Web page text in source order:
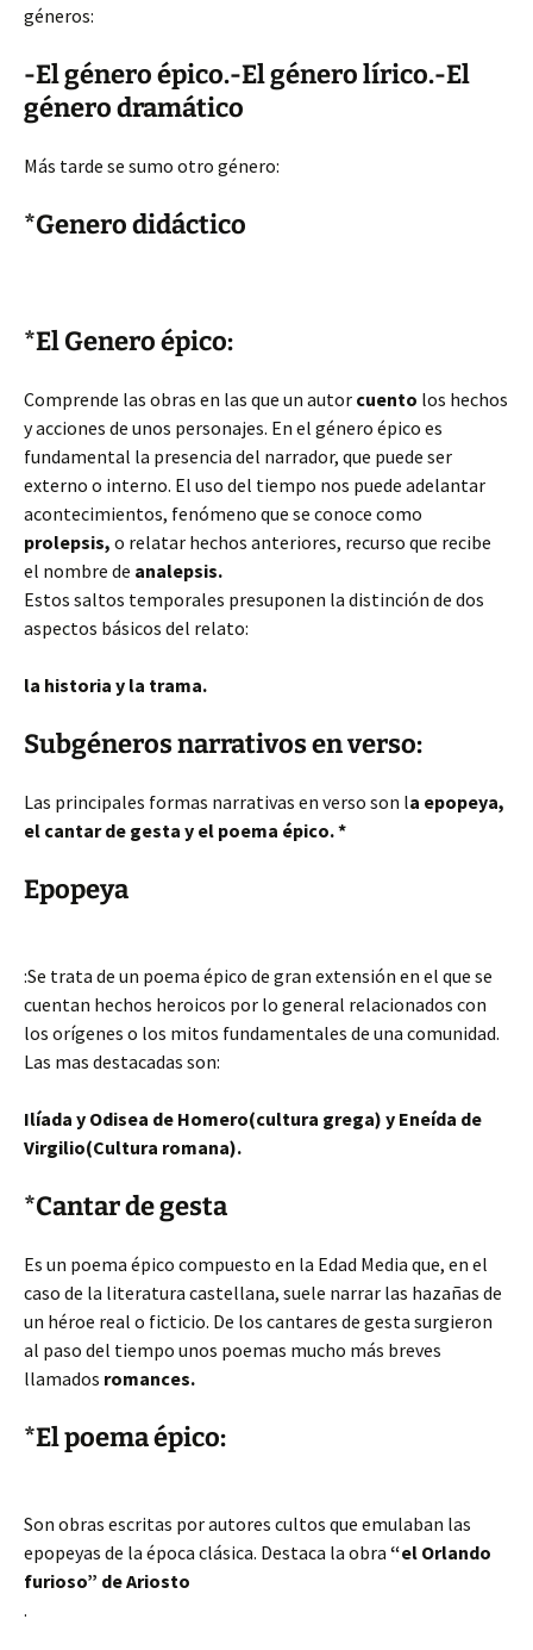
géneros:
-El género épico.-El género lírico.-El
género dramático
Más tarde se sumo otro género:
*Genero didáctico
*El Genero épico:
Comprende las obras en las que un autor cuento los hechos
y acciones de unos personajes. En el género épico es
fundamental la presencia del narrador, que puede ser
externo o interno. El uso del tiempo nos puede adelantar
acontecimientos, fenómeno que se conoce como
prolepsis, o relatar hechos anteriores, recurso que recibe
el nombre de analepsis.
Estos saltos temporales presuponen la distinción de dos
aspectos básicos del relato:
la historia y la trama.
Subgéneros narrativos en verso:
Las principales formas narrativas en verso son la epopeya,
el cantar de gesta y el poema épico. *
Epopeya
:Se trata de un poema épico de gran extensión en el que se
cuentan hechos heroicos por lo general relacionados con
los orígenes o los mitos fundamentales de una comunidad.
Las mas destacadas son:
Ilíada y Odisea de Homero(cultura grega) y Eneída de
Virgilio(Cultura romana).
*Cantar de gesta
Es un poema épico compuesto en la Edad Media que, en el
caso de la literatura castellana, suele narrar las hazañas de
un héroe real o ficticio. De los cantares de gesta surgieron
al paso del tiempo unos poemas mucho más breves
llamados romances.
*El poema épico:
Son obras escritas por autores cultos que emulaban las
epopeyas de la época clásica. Destaca la obra “el Orlando
furioso” de Ariosto
.